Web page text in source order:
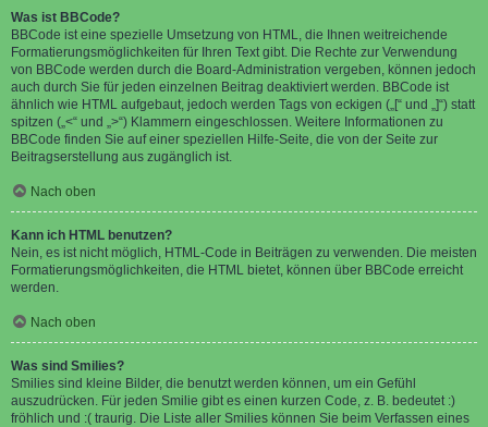
Was ist BBCode?
BBCode ist eine spezielle Umsetzung von HTML, die Ihnen weitreichende
Formatierungsmöglichkeiten für Ihren Text gibt. Die Rechte zur Verwendung
von BBCode werden durch die Board-Administration vergeben, können jedoch
auch durch Sie für jeden einzelnen Beitrag deaktiviert werden. BBCode ist
ähnlich wie HTML aufgebaut, jedoch werden Tags von eckigen („[“ und „]“) statt
spitzen („<“ und „>“) Klammern eingeschlossen. Weitere Informationen zu
BBCode finden Sie auf einer speziellen Hilfe-Seite, die von der Seite zur
Beitragserstellung aus zugänglich ist.
Nach oben
Kann ich HTML benutzen?
Nein, es ist nicht möglich, HTML-Code in Beiträgen zu verwenden. Die meisten
Formatierungsmöglichkeiten, die HTML bietet, können über BBCode erreicht
werden.
Nach oben
Was sind Smilies?
Smilies sind kleine Bilder, die benutzt werden können, um ein Gefühl
auszudrücken. Für jeden Smilie gibt es einen kurzen Code, z. B. bedeutet :)
fröhlich und :( traurig. Die Liste aller Smilies können Sie beim Verfassen eines